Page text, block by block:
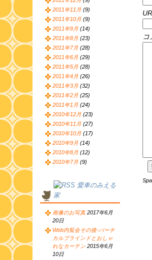
コ
2011年11月 (9)
2011年10月 (9)
2011年9月 (14)
2011年8月 (23)
2011年7月 (28)
2011年6月 (29)
2011年5月 (28)
2011年4月 (26)
2011年3月 (32)
2011年2月 (25)
2011年1月 (24)
2010年12月 (23)
2010年11月 (27)
2010年10月 (17)
2010年9月 (14)
2010年8月 (12)
2010年7月 (9)
愛車のみえる
家
画像のお写真 2017年6月
20日
Web内覧会その後-バーチ
カルブラインドとおしゃ
れなカーテン 2015年6月
10日